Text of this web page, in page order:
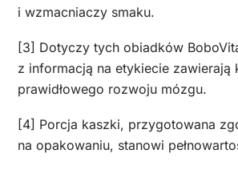
i wzmacniaczy smaku.
[3] Dotyczy tych obiadków
z informacją na etykiecie zawierają
prawidłowego rozwoju mózgu.
[4] Porcja kaszki, przygotowana
na opakowaniu, stanowi